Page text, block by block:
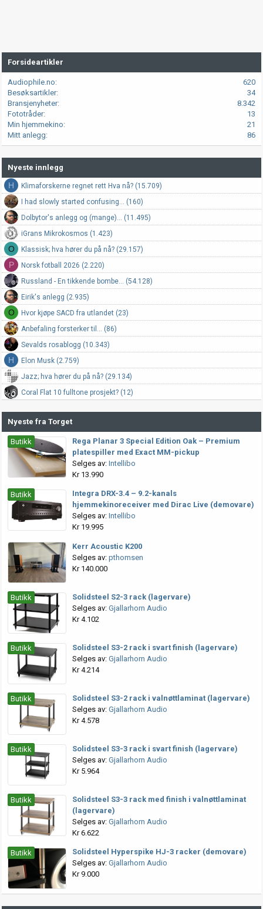
Forsideartikler
Audiophile.no
620
Besøksartikler
34
Bransjenyheter
8.342
Fototråder
13
Min hjemmekino
21
Mitt anlegg
86
Nyeste innlegg
H
Klimaforskerne regnet rett Hva nå? (15.709)
I had slowly started confusing... (160)
Dolbytor's anlegg og (mange)... (11.495)
iGrans Mikrokosmos (1.423)
O Klassisk; hva hører du på nå? (29.157)
P
Norsk fotball 2026 (2.220)
Russland - En tikkende bombe... (54.128)
Eirik's anlegg (2.935)
O
Hvor kjøpe SACD fra utlandet (23)
Anbefaling forsterker til... (86)
Sevalds rosablogg (10.343)
H
Elon Musk (2.759)
Jazz; hva hører du på nå? (29.134)
Coral Flat 10 fulltone prosjekt? (12)
Nyeste fra Torget
Butikk
Rega Planar 3 Special Edition Oak – Premium
platespiller med Exact MM-pickup
Selges av: Intellibo
Kr 13.990
Butikk
Integra DRX-3.4 – 9.2-kanals
hjemmekinoreceiver med Dirac Live (demovare)
Selges av: Intellibo
Kr 19.995
Kerr Acoustic K200
Selges av: pthomsen
Kr 140.000
Butikk
Solidsteel S2-3 rack (lagervare)
Selges av: Gjallarhorn Audio
Kr 4.102
Butikk
Solidsteel S3-2 rack i svart finish (lagervare)
Selges av: Gjallarhorn Audio
Kr 4.214
Butikk
Solidsteel S3-2 rack i valnøttlaminat (lagervare)
Selges av: Gjallarhorn Audio
Kr 4.578
Butikk
Solidsteel S3-3 rack i svart finish (lagervare)
Selges av: Gjallarhorn Audio
Kr 5.964
Butikk
Solidsteel S3-3 rack med finish i valnøttlaminat
(lagervare)
Selges av: Gjallarhorn Audio
Kr 6.622
Butikk
Solidsteel Hyperspike HJ-3 racker (demovare)
Selges av: Gjallarhorn Audio
Kr 9.000